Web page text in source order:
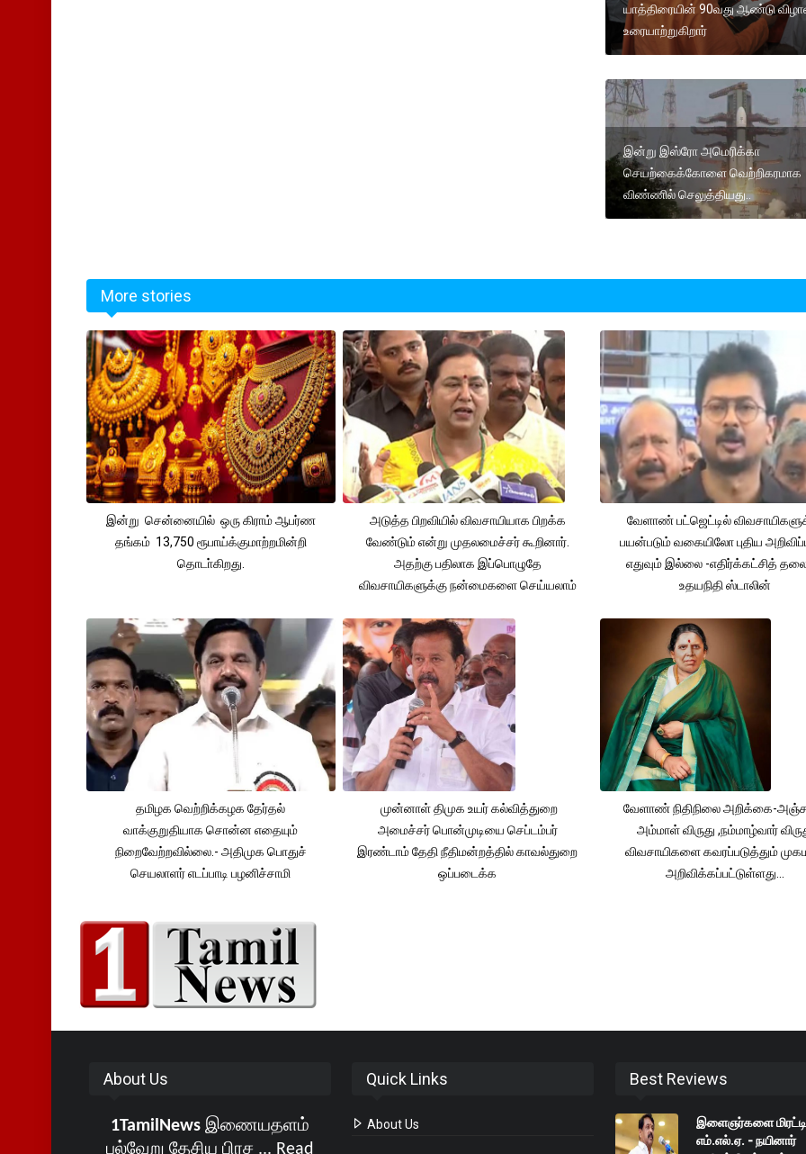
யாத்திரையின் 90வது ஆண்டு
உரையாற்றுகிறார்
இன்று இஸ்ரோ அமெரிக்கா
செயற்கைக்கோளை வெற்றிகரமாக
விண்ணில் செலுத்தியது..
More stories
இன்று சென்னையில் ஒரு கிராம் ஆபர்ண
தங்கம் 13,750 ரூபாய்க்குமாற்றமின்றி
தொடா்கிறது.
அடுத்த பிறவியில் விவசாயியாக பிறக்க
வேண்டும் என்று முதலமைச்சர் கூறினார்.
அதற்கு பதிலாக இப்பொழுதே
விவசாயிகளுக்கு நன்மைகளை செய்யலாம்
வேளாண் பட்ஜெட்டில்
பயன்படும் வகையிலோ புதிய
எதுவும் இல்லை -எதிர்க்கட்சித்
உதயநிதி ஸ்டாலின்
தமிழக வெற்றிக்கழக தேர்தல்
வாக்குறுதியாக சொன்ன எதையும்
நிறைவேற்றவில்லை.- அதிமுக பொதுச்
செயலாளர் எடப்பாடி பழனிச்சாமி
முன்னாள் திமுக உயர் கல்வித்துறை
அமைச்சர் பொன்முடியை செப்டம்பர்
இரண்டாம் தேதி நீதிமன்றத்தில் காவல்துறை
ஒப்படைக்க
வேளாண் நிதிநிலை அறிக்கை-
அம்மாள் விருது ,நம்மாழ்வார்
விவசாயிகளை கவரப்படுத்தும்
அறிவிக்கப்பட்டுள்ளது...
About Us
1TamilNewsஇணையதளம்
பல்வேறு தேசிய பிரச ... Read
Quick Links
About Us
Best Reviews
இளைஞர்களை
எம்.எல்.ஏ. - நயினார்